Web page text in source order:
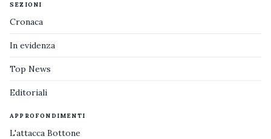
SEZIONI
Cronaca
In evidenza
Top News
Editoriali
APPROFONDIMENTI
L'attacca Bottone